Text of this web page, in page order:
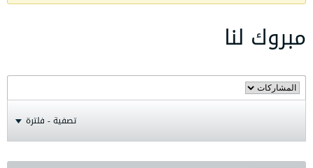
مبروك لنا
تصفية - فلترة